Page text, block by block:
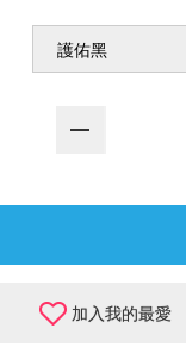
加入我的最愛